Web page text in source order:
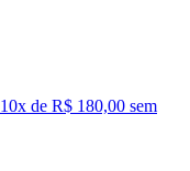
10x de R$ 180,00 sem